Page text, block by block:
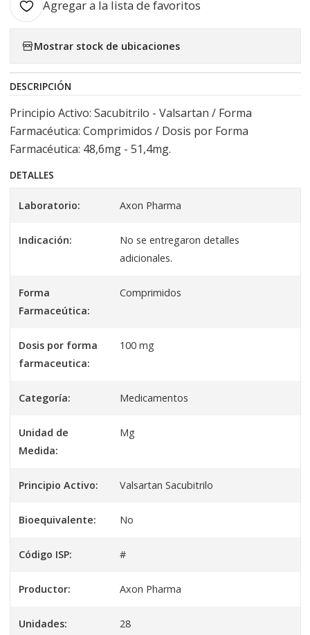
Agregar a la lista de favoritos
Mostrar stock de ubicaciones
DESCRIPCIÓN
Principio Activo: Sacubitrilo - Valsartan / Forma
Farmacéutica: Comprimidos / Dosis por Forma
Farmacéutica: 48,6mg - 51,4mg.
DETALLES
Laboratorio: Axon Pharma
Indicación:
No se entregaron detalles
adicionales.
Forma
Farmaceútica:
Comprimidos
Dosis por forma
farmaceutica:
100 mg
Categoría: Medicamentos
Unidad de
Medida:
Mg
Principio Activo: Valsartan Sacubitrilo
Bioequivalente: No
Código ISP: #
Productor: Axon Pharma
Unidades: 28